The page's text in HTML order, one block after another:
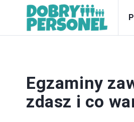
Egzaminy
zdasz i co